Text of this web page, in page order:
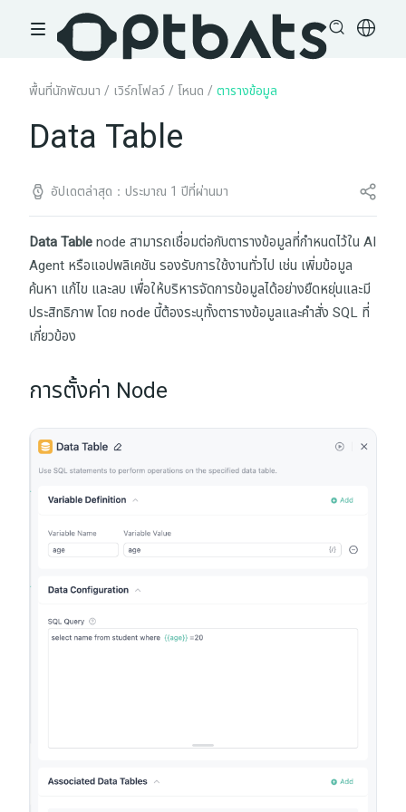
พื้นที่นักพัฒนา / เวิร์กโฟลว์/ โหนด / ตารางข้อมูล
Data Table
อัปเดตล่าสุด：ประมาณ 1 ปีที่ผ่านมา
Data Tablenode สามารถเชื่อมต่อกับตารางข้อมูลที่กำหนดไว้ใน AI
Agent หรือแอปพลิเคชัน รองรับการใช้งานทั่วไป เช่น เพิ่มข้อมูล
ค้นหา แก้ไข และลบ เพื่อให้บริหารจัดการข้อมูลได้อย่างยืดหยุ่นและมี
ประสิทธิภาพ โดย node นี้ต้องระบุทั้งตารางข้อมูลและคำสั่ง SQL ที่
เกี่ยวข้อง
การตั้งค่า Node